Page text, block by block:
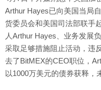
Arthur Hayes已向美国当局
货委员会和美国司法部联手
人Arthur Hayes、业务发展
采取足够措施阻止活动，违
去了BitMEX的CEO职位，
以1000万美元的债券获释，